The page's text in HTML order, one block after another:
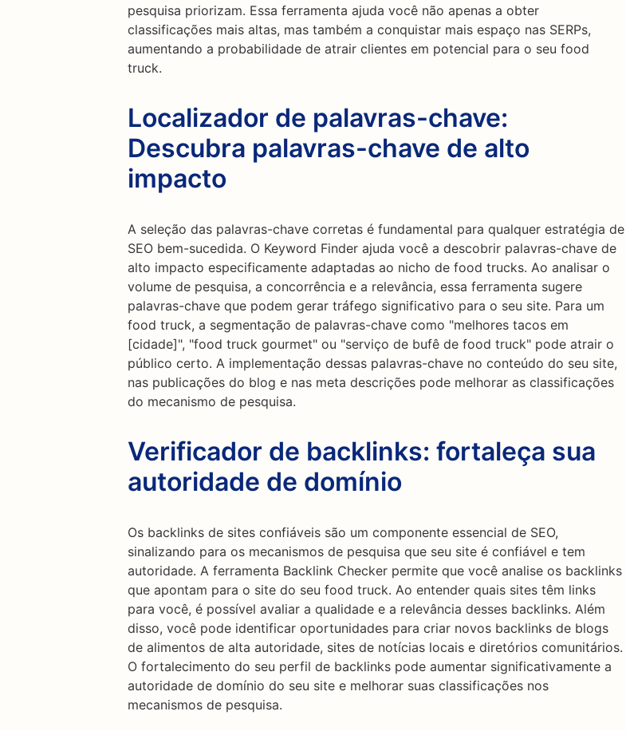
pesquisa priorizam. Essa ferramenta ajuda você não apenas a obter
classificações mais altas, mas também a conquistar mais espaço nas SERPs,
aumentando a probabilidade de atrair clientes em potencial para o seu food
truck.
Localizador de palavras-chave:
Descubra palavras-chave de alto
impacto
A seleção das palavras-chave corretas é fundamental para qualquer estratégia de
SEO bem-sucedida. O Keyword Finder ajuda você a descobrir palavras-chave de
alto impacto especificamente adaptadas ao nicho de food trucks. Ao analisar o
volume de pesquisa, a concorrência e a relevância, essa ferramenta sugere
palavras-chave que podem gerar tráfego significativo para o seu site. Para um
food truck, a segmentação de palavras-chave como "melhores tacos em
[cidade]", "food truck gourmet" ou "serviço de bufê de food truck" pode atrair o
público certo. A implementação dessas palavras-chave no conteúdo do seu site,
nas publicações do blog e nas meta descrições pode melhorar as classificações
do mecanismo de pesquisa.
Verificador de backlinks: fortaleça sua
autoridade de domínio
Os backlinks de sites confiáveis são um componente essencial de SEO,
sinalizando para os mecanismos de pesquisa que seu site é confiável e tem
autoridade. A ferramenta Backlink Checker permite que você analise os backlinks
que apontam para o site do seu food truck. Ao entender quais sites têm links
para você, é possível avaliar a qualidade e a relevância desses backlinks. Além
disso, você pode identificar oportunidades para criar novos backlinks de blogs
de alimentos de alta autoridade, sites de notícias locais e diretórios comunitários.
O fortalecimento do seu perfil de backlinks pode aumentar significativamente a
autoridade de domínio do seu site e melhorar suas classificações nos
mecanismos de pesquisa.